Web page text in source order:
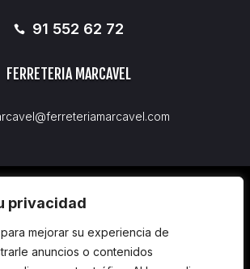
privacidad
mejorar su experiencia de
anuncios o contenidos
 91 552 62 72
FERRETERIA MARCAVEL
POLÍTICA DE COOKIES
POLÍTICA DE ACCESIBILIDAD